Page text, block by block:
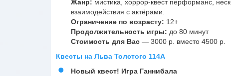
Жанр: мистика, хоррор-квест перформанс,
взаимодействия с актёрами.
Ограничение по возрасту: 12+
Продолжительность игры: до 80 минут
Стоимость для Вас — 3000 р. вместо 4500 р.
Квесты на Льва Толстого 114А
Новый квест! Игра Ганнибала